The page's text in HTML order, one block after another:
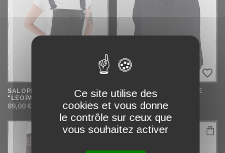
favorite_border
SALOPETTE SHORT
"LEOPARD"
89,00 €
favorite_border
SHORT RUNNING HOMME
39,00 €
Ce site utilise des
cookies et vous donne
le contrôle sur ceux que
vous souhaitez activer